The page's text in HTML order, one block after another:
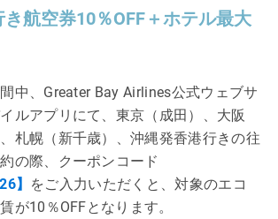
き航空券10％OFF＋ホテル最大
中、Greater Bay Airlines公式ウェブサ
ルアプリにて、東京（成田）、大阪
、札幌（新千歳）、沖縄発香港行きの往
の際、クーポンコード
】 をご入力いただくと、対象のエコ
が10％OFFとなります。